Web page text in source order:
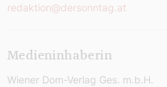
redaktion@dersonntag.at
Medieninhaberin
Wiener Dom-Verlag Ges. m.b.H.